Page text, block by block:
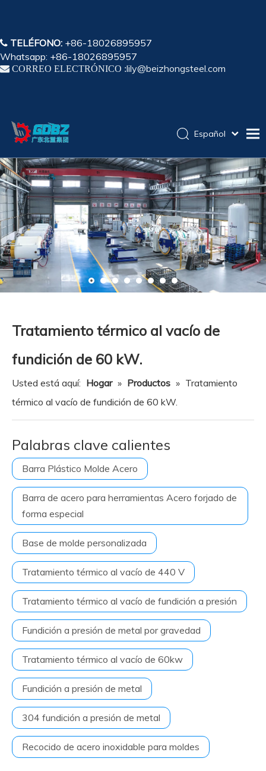
 TELÉFONO: +86-18026895957
Whatsapp: +86-18026895957
 CORREO ELECTRÓNICO :lily@beizhongsteel.com
Hogar
Productos
Solicitud
Capacidad
Sobre nosotros
Recurso
Contáctenos
Español
简体中文
Pусский
Tratamiento térmico al vacío de
fundición de 60 kW.
Usted está aquí: Hogar » Productos » Tratamiento
térmico al vacío de fundición de 60 kW.
Palabras clave calientes
Barra Plástico Molde Acero
Barra de acero para herramientas Acero forjado de
forma especial
Base de molde personalizada
Tratamiento térmico al vacío de 440 V
Tratamiento térmico al vacío de fundición a presión
Fundición a presión de metal por gravedad
Tratamiento térmico al vacío de 60kw
Fundición a presión de metal
304 fundición a presión de metal
Recocido de acero inoxidable para moldes